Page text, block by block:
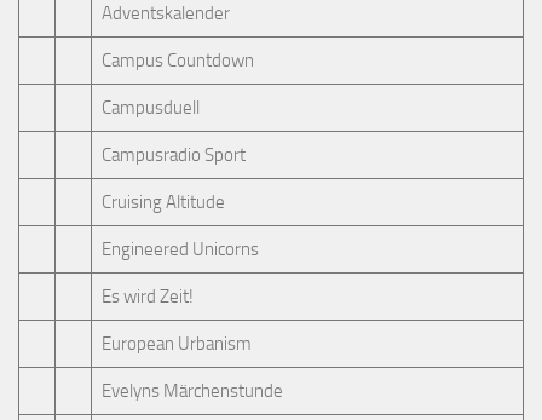
Adventskalender
Campus Countdown
Campusduell
Campusradio Sport
Cruising Altitude
Engineered Unicorns
Es wird Zeit!
European Urbanism
Evelyns Märchenstunde